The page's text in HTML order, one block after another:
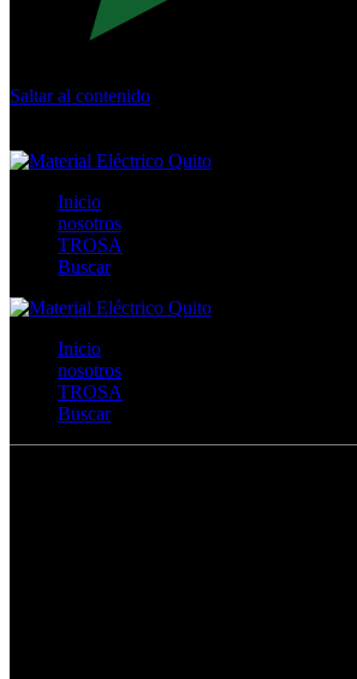
Saltar al contenido
Inicio
nosotros
TROSA
Buscar
Inicio
nosotros
TROSA
Buscar